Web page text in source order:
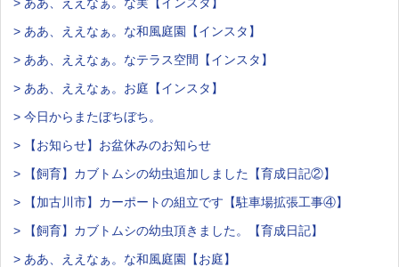
> ああ、ええなぁ。な和風庭園【インスタ】
> ああ、ええなぁ。なテラス空間【インスタ】
> ああ、ええなぁ。お庭【インスタ】
> 今日からまたぼちぼち。
> 【お知らせ】お盆休みのお知らせ
> 【飼育】カブトムシの幼虫追加しました【育成日記②】
> 【加古川市】カーポートの組立です【駐車場拡張工事④】
> 【飼育】カブトムシの幼虫頂きました。【育成日記】
> ああ、ええなぁ。な和風庭園【お庭】